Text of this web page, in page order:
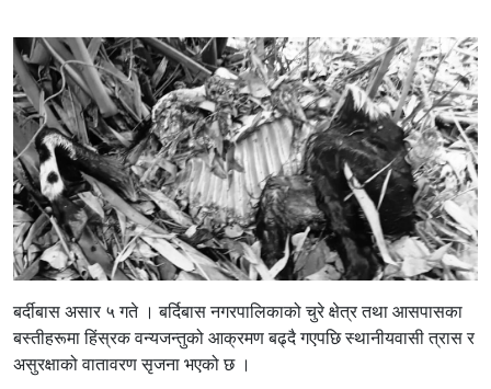
बर्दीबास असार ५ गते । बर्दिबास नगरपालिकाको चुरे क्षेत्र तथा आसपासका
बस्तीहरूमा हिंस्रक वन्यजन्तुको आक्रमण बढ्दै गएपछि स्थानीयवासी त्रास र
असुरक्षाको वातावरण सृजना भएको छ ।